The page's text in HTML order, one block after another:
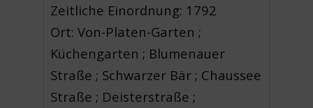
Zeitliche Einordnung: 1792
Ort: Von-Platen-Garten ;
Küchengarten ; Blumenauer
Straße ; Schwarzer Bär ; Chaussee
Straße ; Deisterstraße ;